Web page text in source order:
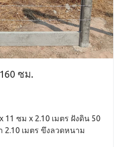
ซม.
11 ซม x 2.10 เมตร ฝังดิน 50
2.10 เมตร ขึงลวดหนาม